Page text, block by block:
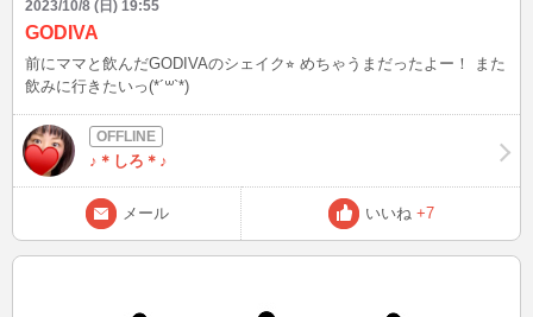
2023/10/8 (日) 19:55
GODIVA
前にママと飲んだGODIVAのシェイク⭐︎ めちゃうまだったよー！ また
飲みに行きたいっ(*´꒳`*)
♪＊しろ＊♪
メール いいね +7